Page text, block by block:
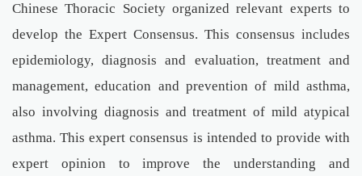
Chinese Thoracic Society organized relevant experts to
develop the Expert Consensus. This consensus includes
epidemiology, diagnosis and evaluation, treatment and
management, education and prevention of mild asthma,
also involving diagnosis and treatment of mild atypical
asthma. This expert consensus is intended to provide with
expert opinion to improve the understanding and